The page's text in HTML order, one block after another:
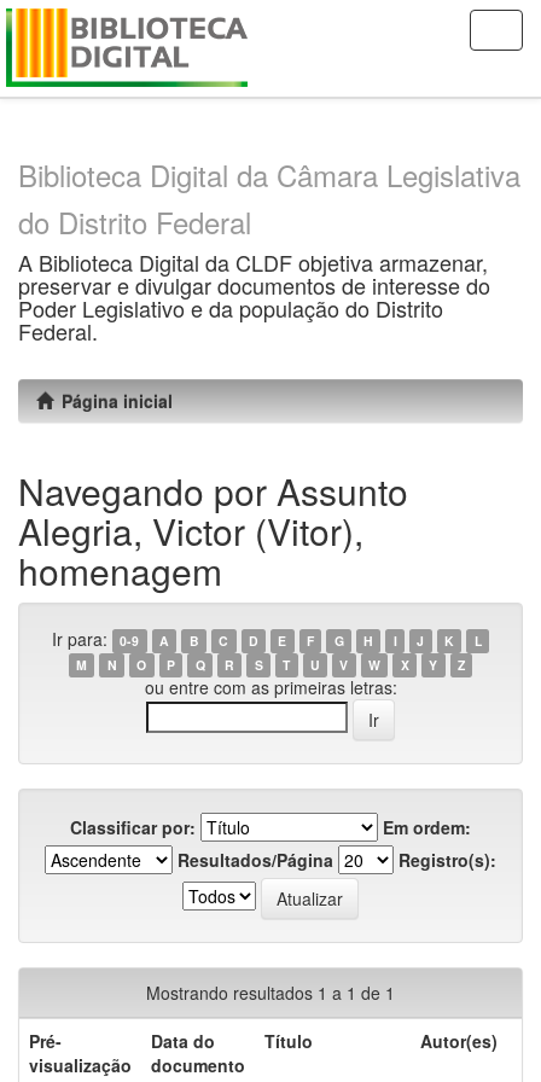
Skip
Biblioteca Digital da Câmara Legislativa
do Distrito Federal
A Biblioteca Digital da CLDF objetiva armazenar,
preservar e divulgar documentos de interesse do
Poder Legislativo e da população do Distrito
Federal.
Página inicial
Navegando por Assunto
Alegria, Victor (Vitor),
homenagem
Ir para: 0-9 A B C D E F G H I J K
L
M
N O P Q R S T U V W X Y Z
ou entre com as primeiras letras:
Classificar por:
Em ordem:
Resultados/Página
Registro(s):
Mostrando resultados 1 a 1 de 1
Pré-
visualização
Data do
documento
Título Autor(es)